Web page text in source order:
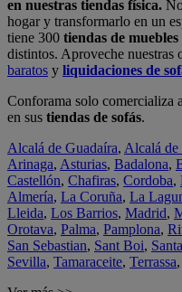
en nuestras tiendas física.
hogar y transformarlo en un
tiene 300 tiendas de muebles
distintos. Aproveche nuestras
baratos y liquidaciones de
Conforama solo comercializa
en sus tiendas de sofás.
Alcalá de Guadaíra, Alcalá de
Arinaga, Asturias, Badalona,
Castellón, Chafiras, Cordoba,
Almería, La Coruña, La
Lleida, Los Barrios, Madrid,
Orotava, Palma, Pamplona,
San Sebastian, Sant Boi,
Sevilla, Tamaraceite, Terrassa,